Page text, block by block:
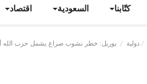
كتّابنا السعودية اقتصاد
دولية بوريل: خطر نشوب صراع يشمل حزب الله